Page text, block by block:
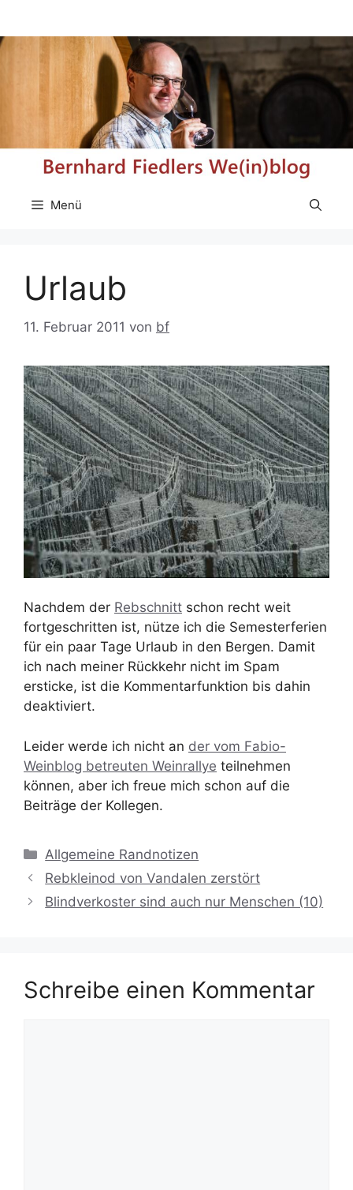
springen
Menü
Urlaub
11. Februar 2011 von bf
Nachdem der Rebschnitt schon recht weit
fortgeschritten ist, nütze ich die Semesterferien
für ein paar Tage Urlaub in den Bergen. Damit
ich nach meiner Rückkehr nicht im Spam
ersticke, ist die Kommentarfunktion bis dahin
deaktiviert.
Leider werde ich nicht an der vom Fabio-
Weinblog betreuten Weinrallye teilnehmen
können, aber ich freue mich schon auf die
Beiträge der Kollegen.
Kategorien
Allgemeine Randnotizen
Rebkleinod von Vandalen zerstört
Blindverkoster sind auch nur Menschen (10)
Schreibe einen Kommentar